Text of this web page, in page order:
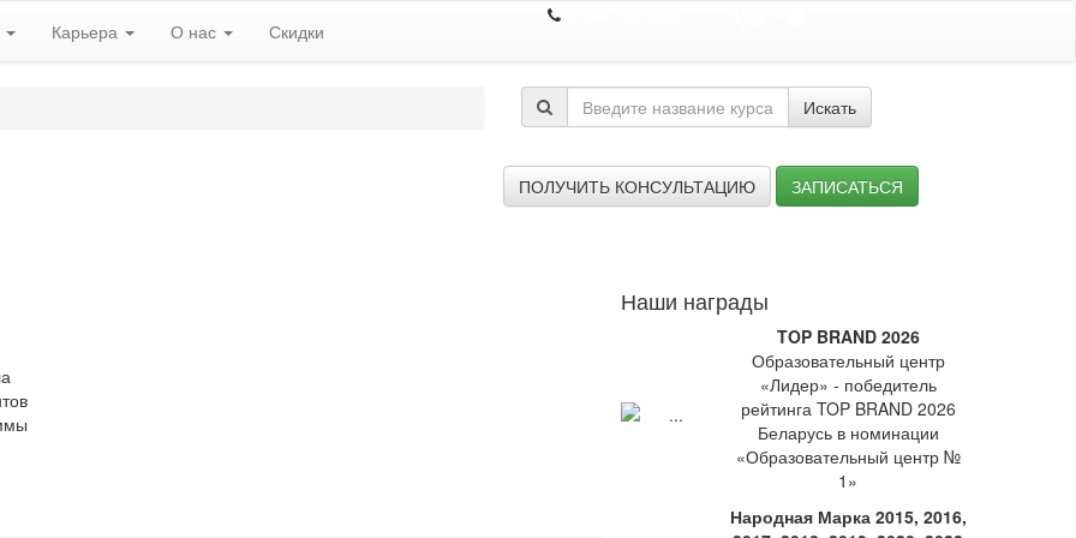
Карьера О нас Скидки
Искать
ПОЛУЧИТЬ КОНСУЛЬТАЦИЮ ЗАПИСАТЬСЯ
Наши награды
TOP BRAND 2026
Образовательный центр
«Лидер» - победитель
рейтинга TOP BRAND 2026
Беларусь в номинации
«Образовательный центр №
1»
Народная Марка 2015, 2016,